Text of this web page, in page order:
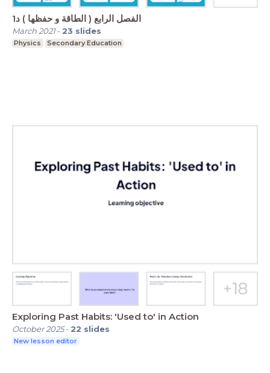
الفصل الرابع ( الطاقة و حفظها ) د1
March 2021- 23 slides
Physics Secondary Education
Exploring Past Habits: 'Used to' in Action
October 2025- 22 slides
New lesson editor